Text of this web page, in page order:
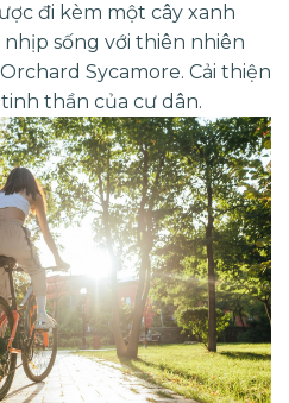
đi kèm một cây xanh
sống với thiên nhiên
Sycamore. Cải thiện
thần của cư dân.